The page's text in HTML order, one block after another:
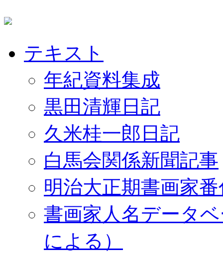
テキスト
年紀資料集成
黒田清輝日記
久米桂一郎日記
白馬会関係新聞記事
明治大正期書画家
書画家人名データ
による）